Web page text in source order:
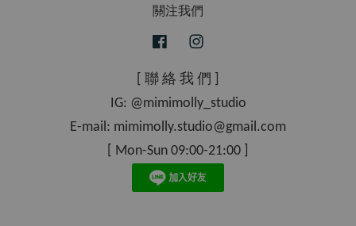
關注我們
Facebook
[ 聯 絡 我 們 ]
IG: @mimimolly_studio
E-mail: mimimolly.studio@gmail.com
[ Mon-Sun 09:00-21:00 ]